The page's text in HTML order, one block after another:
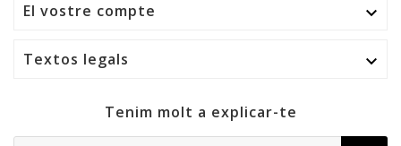
El vostre compte 
Textos legals 
Tenim molt a explicar-te